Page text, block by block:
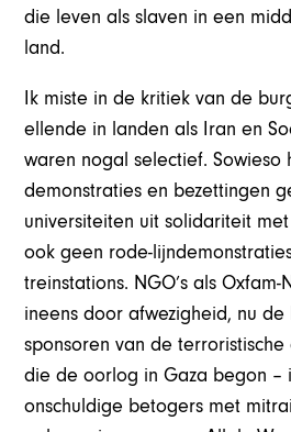
die leven als slaven in een
land.
Ik miste in de kritiek van de
ellende in landen als Iran en
waren nogal selectief. Sowieso
demonstraties en bezettingen
universiteiten uit solidariteit
ook geen rode-
treinstations. NGO’s als
ineens door afwezigheid, nu
sponsoren van de
die de oorlog in Gaza begon –
onschuldige betogers met